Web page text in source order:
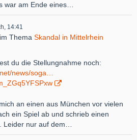
war am Ende eines…
14:41
Thema Skandal in Mittelrhein
du die Stellungnahme noch:
news/soga…
an einen aus München vor vielen
ein Spiel ab und schrieb einen
Leider nur auf dem…